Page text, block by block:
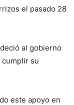
el pasado 28
al gobierno
su
este apoyo en